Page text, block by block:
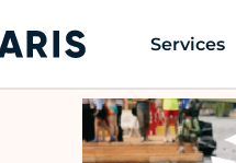
Services